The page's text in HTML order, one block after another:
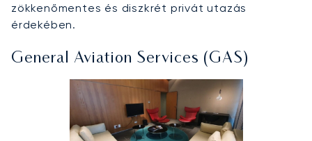
zökkenőmentes és diszkrét privát utazás
érdekében.
General Aviation Services (GAS)